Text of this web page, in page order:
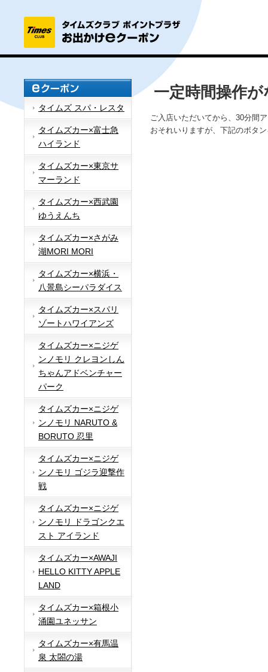
タイムズ スパ・レスタ
タイムズカー×富士急
ハイランド
タイムズカー×東京サ
マーランド
タイムズカー×西武園
ゆうえんち
タイムズカー×さがみ
湖MORI MORI
タイムズカー×横浜・
八景島シーパラダイス
タイムズカー×スパリ
ゾートハワイアンズ
タイムズカー×ニジゲ
ンノモリ クレヨンしん
ちゃんアドベンチャー
パーク
タイムズカー×ニジゲ
ンノモリ NARUTO &
BORUTO 忍里
タイムズカー×ニジゲ
ンノモリ ゴジラ迎撃作
戦
タイムズカー×ニジゲ
ンノモリ ドラゴンクエ
スト アイランド
タイムズカー×AWAJI
HELLO KITTY APPLE
LAND
タイムズカー×箱根小
涌園ユネッサン
タイムズカー×有馬温
泉 太閤の湯
一定時間操作
ご入店いただいてから、30分間
おそれいりますが、下記のボタ